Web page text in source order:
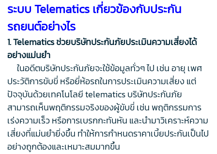
ระบบ Telematics เกี่ยวข้องกับประกัน
รถยนต์อย่างไร
1. Telematics ช่วยบริษัทประกันภัยประเมินความเสี่ยงได้
อย่างแม่นยำ
ในอดีตบริษัทประกันภัยจะใช้ข้อมูลทั่วๆ ไป เช่น อายุ เพศ
ประวัติการขับขี่ หรือยี่ห้อรถในการประเมินความเสี่ยง แต่
ปัจจุบันด้วยเทคโนโลยี telematics บริษัทประกันภัย
สามารถเห็นพฤติกรรมจริงของผู้ขับขี่ เช่น พฤติกรรมการ
เร่งความเร็ว หรือการเบรกกะทันหัน และนำมาวิเคราะห์ความ
เสี่ยงที่แม่นยำยิ่งขึ้น ทำให้การกำหนดราคาเบี้ยประกันเป็นไป
อย่างถูกต้องและเหมาะสมมากขึ้น